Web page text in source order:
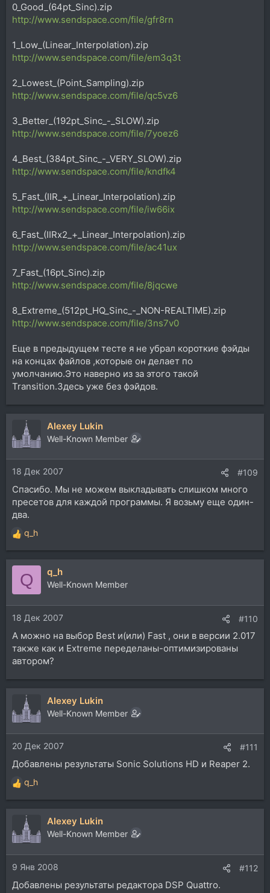
0_Good_(64pt_Sinc).zip
http://www.sendspace.com/file/gfr8rn
1_Low_(Linear_Interpolation).zip
http://www.sendspace.com/file/em3q3t
2_Lowest_(Point_Sampling).zip
http://www.sendspace.com/file/qc5vz6
3_Better_(192pt_Sinc_-_SLOW).zip
http://www.sendspace.com/file/7yoez6
4_Best_(384pt_Sinc_-_VERY_SLOW).zip
http://www.sendspace.com/file/kndfk4
5_Fast_(IIR_+_Linear_Interpolation).zip
http://www.sendspace.com/file/iw66ix
6_Fast_(IIRx2_+_Linear_Interpolation).zip
http://www.sendspace.com/file/ac41ux
7_Fast_(16pt_Sinc).zip
http://www.sendspace.com/file/8jqcwe
8_Extreme_(512pt_HQ_Sinc_-_NON-REALTIME).zip
http://www.sendspace.com/file/3ns7v0
Еще в предыдущем тесте я не убрал короткие фэйды
на концах файлов ,которые он делает по
умолчанию.Это наверно из за этого такой
Transition.Здесь уже без фэйдов.
Alexey Lukin
Well-Known Member
18 Дек 2007 #109
Спасибо. Мы не можем выкладывать слишком много
пресетов для каждой программы. Я возьму еще один-
два.
Р
е
а
и
и
:
q_h
Q q_h
Well-Known Member
18 Дек 2007 #110
А можно на выбор Best и(или) Fast , они в версии 2.017
также как и Extreme переделаны-оптимизированы
автором?
Alexey Lukin
Well-Known Member
20 Дек 2007 #111
Добавлены результаты Sonic Solutions HD и Reaper 2.
Р
е
а
ц
и
и
:
q_h
Alexey Lukin
Well-Known Member
9 Янв 2008 #112
Добавлены результаты редактора DSP Quattro.